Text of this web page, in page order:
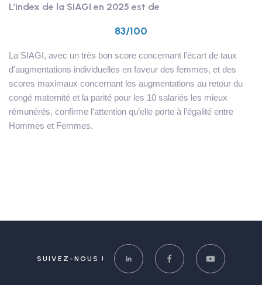
L’index de la SIAGI en 2025 est de
83/100
La SIAGI, avec un très bon score concernant l’écart de taux
d'augmentations individuelles en faveur des femmes, et des
scores maximaux concernant les augmentations au retour du
congé maternité et la parité pour les 10 salariés les mieux
rémunérés, confirme l’attention qu’elle porte à l’égalité entre
Hommes et Femmes.
SUIVEZ-NOUS !